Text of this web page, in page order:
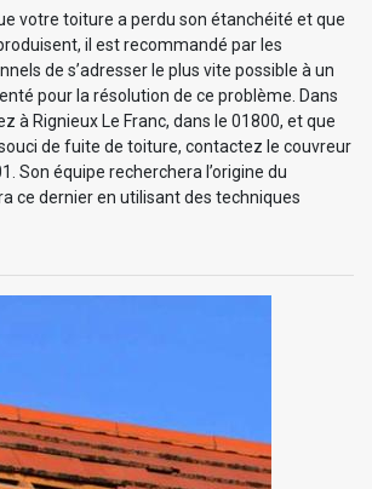
votre toiture a perdu son étanchéité et que
il est recommandé par les
de s’adresser le plus vite possible à un
pour la résolution de ce problème. Dans
à Rignieux Le Franc, dans le 01800, et que
de fuite de toiture, contactez le couvreur
Son équipe recherchera l’origine du
ce dernier en utilisant des techniques